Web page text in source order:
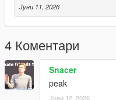
Јуни 11, 2026
4 Коментари
Snacer
peak
Јуни 12, 2026